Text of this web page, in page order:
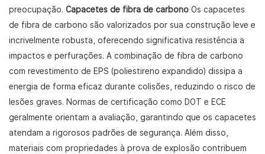
preocupação. Capacetes de fibra de carbono Os capacetes
de fibra de carbono são valorizados por sua construção leve e
incrivelmente robusta, oferecendo significativa resistência a
impactos e perfurações. A combinação de fibra de carbono
com revestimento de EPS (poliestireno expandido) dissipa a
energia de forma eficaz durante colisões, reduzindo o risco de
lesões graves. Normas de certificação como DOT e ECE
geralmente orientam a avaliação, garantindo que os capacetes
atendam a rigorosos padrões de segurança. Além disso,
materiais com propriedades à prova de explosão contribuem